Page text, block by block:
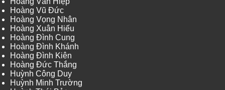
Hoàng Vũ Đức
Hoàng Vọng Nhân
Hoàng Xuân Hiếu
Hoàng Đình Cung
Hoàng Đình Khánh
Hoàng Đình Kiên
Hoàng Đức Thắng
Huỳnh Công Duy
Huỳnh Minh Trường